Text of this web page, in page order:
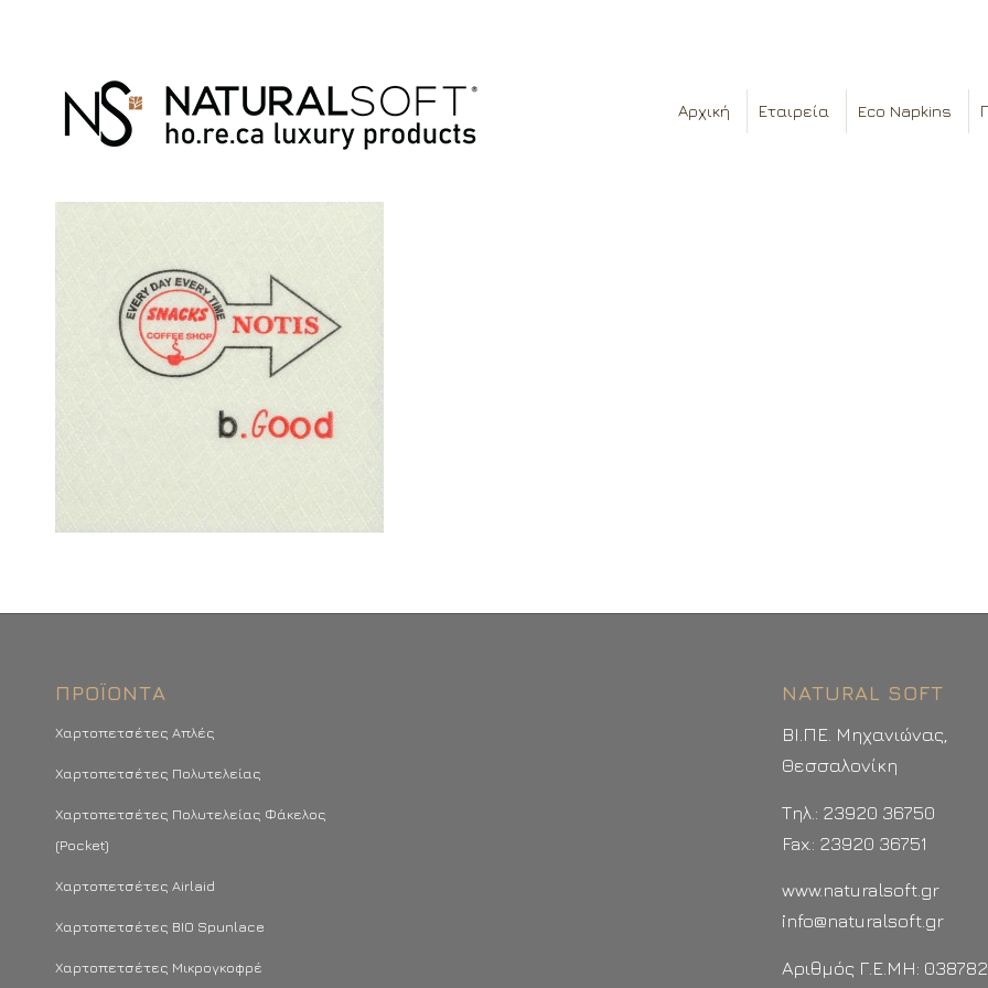
Αρχική Εταιρεία Eco Napkins
ΠΡΟΪΌΝΤΑ
Χαρτοπετσέτες Απλές
Χαρτοπετσέτες Πολυτελείας
Χαρτοπετσέτες Πολυτελείας Φάκελος
(Pocket)
Χαρτοπετσέτες Airlaid
Χαρτοπετσέτες BIO Spunlace
Χαρτοπετσέτες Μικρογκοφρέ
NATURAL SOFT
ΒΙ.ΠΕ. Μηχανιώνας,
Θεσσαλονίκη
Τηλ.: 23920 36750
Fax.: 23920 36751
www.naturalsoft.gr
info@naturalsoft.gr
Αριθμός Γ.Ε.ΜΗ: